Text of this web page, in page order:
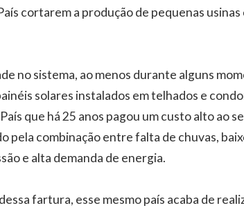
cortarem a produção de pequenas usinas
no sistema, ao menos durante alguns
solares instalados em telhados e
que há 25 anos pagou um custo alto ao
pela combinação entre falta de chuvas,
e alta demanda de energia.
fartura, esse mesmo país acaba de